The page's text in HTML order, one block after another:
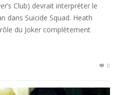
Club) devrait interpréter le
dans Suicide Squad. Heath
du Joker complètement
0